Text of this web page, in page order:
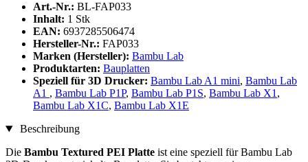
Art.-Nr.: BL-FAP033
Inhalt: 1 Stk
EAN: 6937285506474
Hersteller-Nr.: FAP033
Marken (Hersteller): Bambu Lab
Produktarten: Bauplatten
Speziell für 3D Drucker: Bambu Lab A1 mini, Bambu Lab
A1 , Bambu Lab P1P, Bambu Lab P1S, Bambu Lab X1 ,
Bambu Lab X1C, Bambu Lab X1E
Beschreibung
Die Bambu Textured PEI Platte ist eine speziell für Bambu Lab